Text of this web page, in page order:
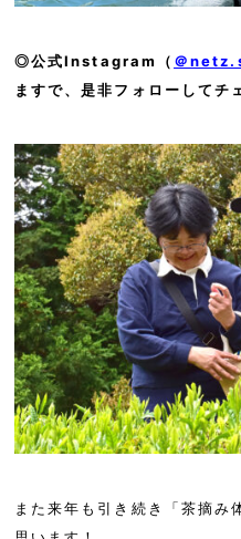
◎公式Instagram（ ＠
ますで、是非フォローしてチ
また来年も引き続き「茶摘み